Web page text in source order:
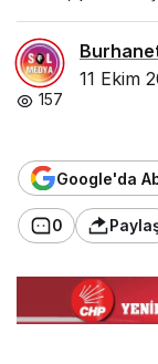
11 Ekim
157
Google'da
0